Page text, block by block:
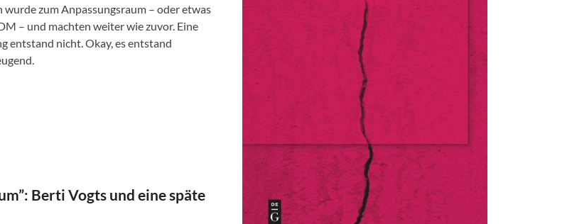
zum Anpassungsraum – oder etwas
– und machten weiter wie zuvor. Eine
entstand nicht. Okay, es entstand
Berti Vogts und eine späte